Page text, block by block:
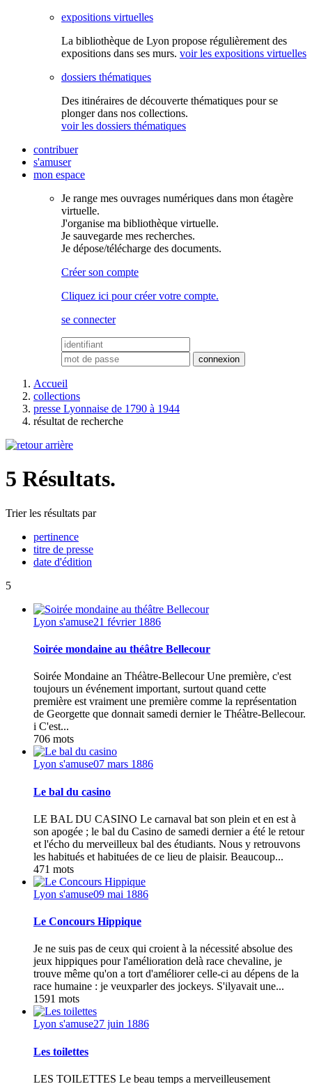
expositions virtuelles
La bibliothèque de Lyon propose régulièrement des
expositions dans ses murs. voir les expositions virtuelles
dossiers thématiques
Des itinéraires de découverte thématiques pour se
plonger dans nos collections.
voir les dossiers thématiques
contribuer
s'amuser
mon espace
Je range mes ouvrages numériques dans mon étagère
virtuelle.
J'organise ma bibliothèque virtuelle.
Je sauvegarde mes recherches.
Je dépose/télécharge des documents.
Créer son compte
Cliquez ici pour créer votre compte.
se connecter
Accueil
collections
presse Lyonnaise de 1790 à 1944
résultat de recherche
5 Résultats.
Trier les résultats par
pertinence
titre de presse
date d'édition
5
Lyon s'amuse21 février 1886
Soirée mondaine au théâtre Bellecour
Soirée Mondaine an Théàtre-Bellecour Une première, c'est
toujours un événement important, surtout quand cette
première est vraiment une première comme la représentation
de Georgette que donnait samedi dernier le Théàtre-Bellecour.
i C'est...
706 mots
Lyon s'amuse07 mars 1886
Le bal du casino
LE BAL DU CASINO Le carnaval bat son plein et en est à
son apogée ; le bal du Casino de samedi dernier a été le retour
et l'écho du merveilleux bal des étudiants. Nous y retrouvons
les habitués et habituées de ce lieu de plaisir. Beaucoup...
471 mots
Lyon s'amuse09 mai 1886
Le Concours Hippique
Je ne suis pas de ceux qui croient à la nécessité absolue des
jeux hippiques pour l'amélioration delà race chevaline, je
trouve même qu'on a tort d'améliorer celle-ci au dépens de la
race humaine : je veuxparler des jockeys. S'ilyavait une...
1591 mots
Lyon s'amuse27 juin 1886
Les toilettes
LES TOILETTES Le beau temps a merveilleusement